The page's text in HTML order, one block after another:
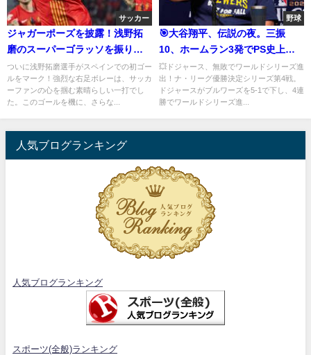
サッカー
ジャガーポーズを披露！浅野拓
磨のスーパーゴラッソを振り返
る
ついに浅野拓磨選手がスペインでの初ゴー
ルをマーク！強烈な右足ボレーは、サッカ
ーファンの心を掴む素晴らしい一打でし
た。このゴールを機に、さらな...
野球
🎯大谷翔平、伝説の夜。三振
10、ホームラン3発でPS史上最
高のパフォーマンス！
💥ドジャース、無敗でワールドシリーズ進
出！ナ・リーグ優勝決定シリーズ第4戦。
ドジャースがブルワーズを5-1で下し、4連
勝でワールドシリーズ進...
人気ブログランキング
人気ブログランキング
スポーツ(全般)ランキング